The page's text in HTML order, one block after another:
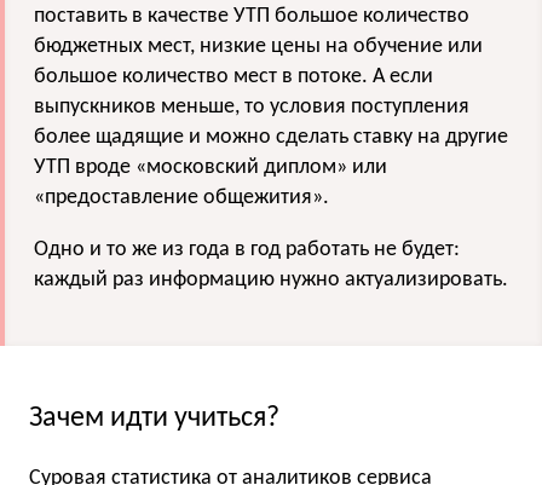
поставить в качестве УТП большое количество
бюджетных мест, низкие цены на обучение или
большое количество мест в потоке. А если
выпускников меньше, то условия поступления
более щадящие и можно сделать ставку на другие
УТП вроде «московский диплом» или
«предоставление общежития».
Одно и то же из года в год работать не будет:
каждый раз информацию нужно актуализировать.
Зачем идти учиться?
Суровая статистика от аналитиков сервиса